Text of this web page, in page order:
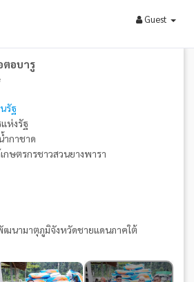
Guest
ตอบารู
รัฐ
ห่งรัฐ
ำกาชาด
กษตรกรชาวสวนยางพารา
นามาตุภูมิจังหวัดชายแดนภาคใต้
กลางวันเด็กนักเรียนโรงเรียนตาดีกา
มเข้มแข็งให้กับหมู่บ้านชุมชนและตำบล
ใต้โครงการตำบลมั่นคง มั่งคั่ง ยั่งยืน